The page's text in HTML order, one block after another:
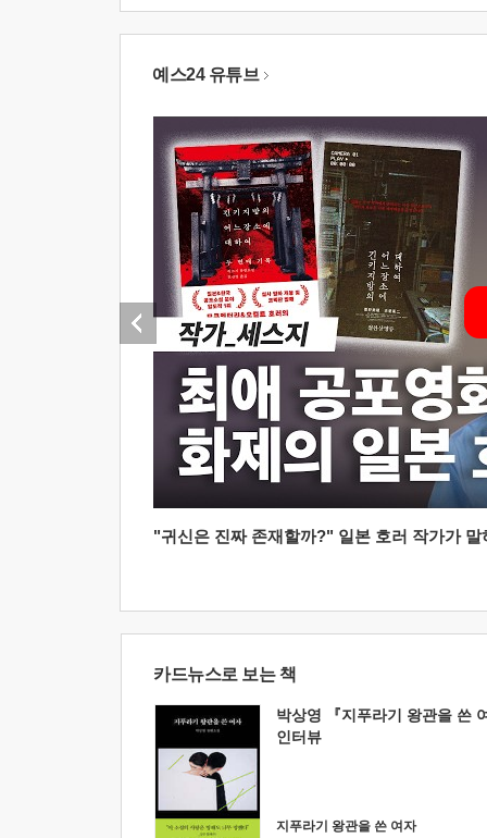
예스24 유튜브
"귀신은 진짜 존재할까?" 일본 호러 작가가
카드뉴스로 보는 책
박상영 『지푸라기 왕관을 쓴
인터뷰
지푸라기 왕관을 쓴 여자